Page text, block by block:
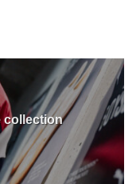
collection